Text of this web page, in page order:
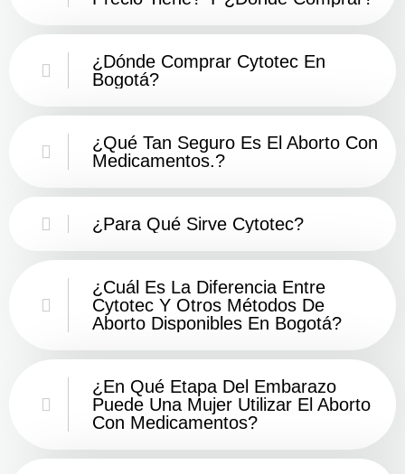
¿Dónde Comprar Cytotec En
Bogotá?
¿Qué Tan Seguro Es El Aborto Con
Medicamentos.?
¿Para Qué Sirve Cytotec?
¿Cuál Es La Diferencia Entre
Cytotec Y Otros Métodos De
Aborto Disponibles En Bogotá?
¿En Qué Etapa Del Embarazo
Puede Una Mujer Utilizar El Aborto
Con Medicamentos?